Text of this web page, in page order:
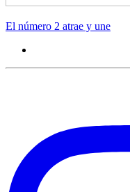
El número 2 atrae y une